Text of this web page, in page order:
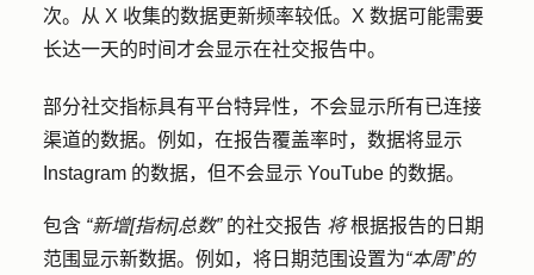
次。从 X 收集的数据更新频率较低。X 数据可能需要
长达一天的时间才会显示在社交报告中。
部分社交指标具有平台特异性，不会显示所有已连接
渠道的数据。例如，在报告覆盖率时，数据将显示
Instagram 的数据，但不会显示 YouTube 的数据。
包含 “新增[指标]总数” 的社交报告 将根据报告的日期
范围显示新数据。例如，将日期范围设置为“本周”的